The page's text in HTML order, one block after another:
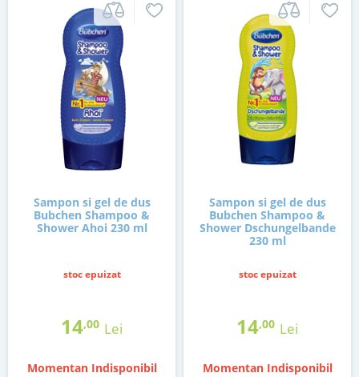
Sampon si gel de dus
Bubchen Shampoo &
Shower Ahoi 230 ml
stoc epuizat
14,00 Lei
Momentan Indisponibil
Sampon si gel de dus
Bubchen Shampoo &
Shower Dschungelbande
230 ml
stoc epuizat
14,00 Lei
Momentan Indisponibil